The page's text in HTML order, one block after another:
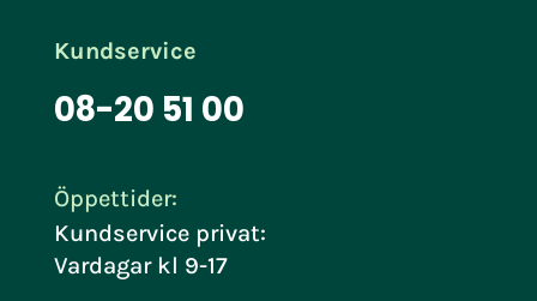
Kundservice
08-20 51 00
Öppettider:
Kundservice privat:
Vardagar kl 9-17